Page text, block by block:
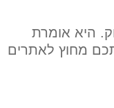
היא אומרת
מחוץ לאתרים